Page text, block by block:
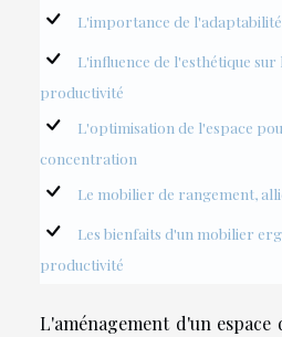
L'importance de
L'influence de l'esthétique
productivité
L'optimisation de l'espace
concentration
Le mobilier de rangement,
Les bienfaits d'un mobilier
productivité
L'aménagement d'un